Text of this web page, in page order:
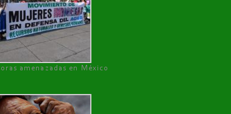
amenazadas en México